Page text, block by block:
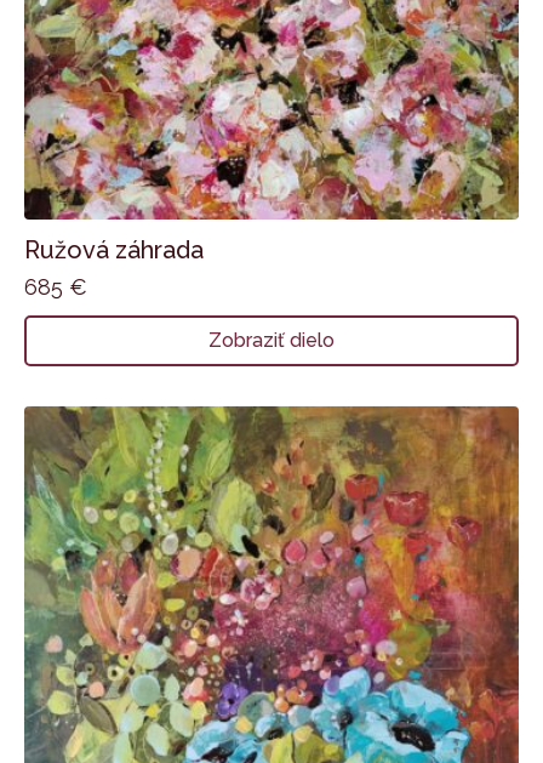
Ružová záhrada
685 €
Zobraziť dielo